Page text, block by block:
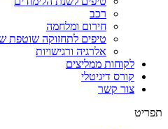
רכב
חירום ומלחמה
טיפים לתחזוקה שוטפת
אלרגיה ורגישויות
לקוחות ממליצים
קורס דיגיטלי
צור קשר
תפריט